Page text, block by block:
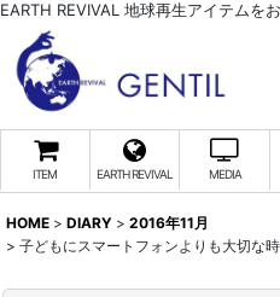
EARTH REVIVAL 地球再生アイテムを
ITEM EARTH REVIVAL MEDIA
HOME > DIARY > 2016年11月
> 子どもにスマートフォンよりも大切な